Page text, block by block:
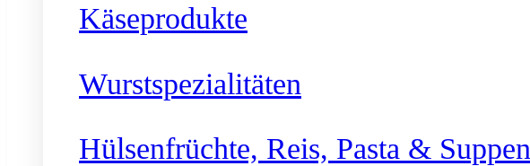
Käseprodukte
Wurstspezialitäten
Hülsenfrüchte, Reis, Pasta & Suppen